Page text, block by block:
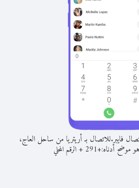
فايبر.للاتصال بـ أريتريا من ساحل العاج،
موضح أدناه:+
291
+الرقم المحلي